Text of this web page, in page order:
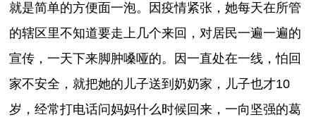
就是简单的方便面一泡。因疫情紧张，她每天在所管
的辖区里不知道要走上几个来回，对居民一遍一遍的
宣传，一天下来脚肿嗓哑的。因一直处在一线，怕回
家不安全，就把她的儿子送到奶奶家，儿子也才10
岁，经常打电话问妈妈什么时候回来，一向坚强的葛